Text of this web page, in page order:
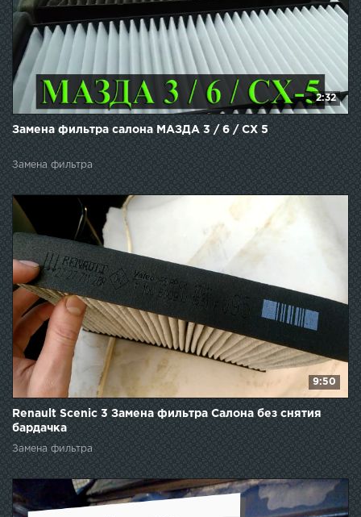
2:32
Замена фильтра салона МАЗДА 3 / 6 / СХ 5
Замена фильтра
9:50
Renault Scenic 3 Замена фильтра Салона без снятия
бардачка
Замена фильтра